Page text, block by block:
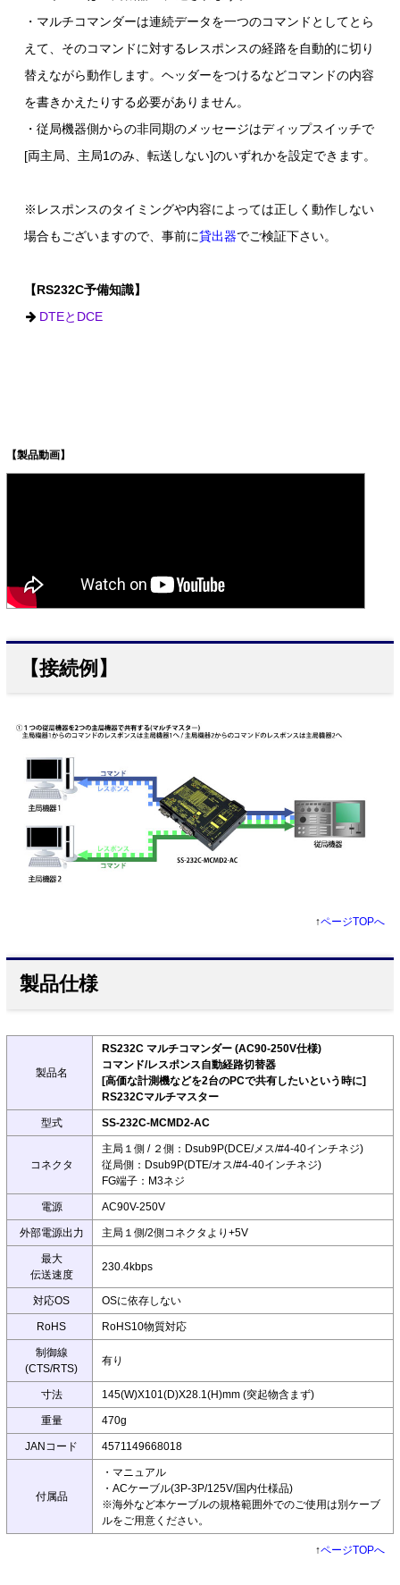
・マルチコマンダーは連続データを一つのコマンドとしてとら
えて、そのコマンドに対するレスポンスの経路を自動的に切り
替えながら動作します。ヘッダーをつけるなどコマンドの内容
を書きかえたりする必要がありません。
・従局機器側からの非同期のメッセージはディップスイッチで
[両主局、主局1のみ、転送しない]のいずれかを設定できます。
※レスポンスのタイミングや内容によっては正しく動作しない
場合もございますので、事前に貸出器でご検証下さい。
【RS232C予備知識】
DTEとDCE
【製品動画】
【接続例】
↑ページTOPへ
製品仕様
製品名
RS232C マルチコマンダー (AC90-250V仕様)
コマンド/レスポンス自動経路切替器
[高価な計測機などを2台のPCで共有したいという時に]
RS232Cマルチマスター
型式 SS-232C-MCMD2-AC
コネクタ
主局１側 / ２側：Dsub9P(DCE/メス/#4-40インチネジ)
従局側：Dsub9P(DTE/オス/#4-40インチネジ)
FG端子：M3ネジ
電源 AC90V-250V
外部電源出力 主局１側/2側コネクタより+5V
最大
伝送速度
230.4kbps
対応OS OSに依存しない
RoHS RoHS10物質対応
制御線
(CTS/RTS)
有り
寸法 145(W)X101(D)X28.1(H)mm (突起物含まず)
重量 470g
JANコード 4571149668018
付属品
・マニュアル
・ACケーブル(3P-3P/125V/国内仕様品)
※海外など本ケーブルの規格範囲外でのご使用は別ケーブ
ルをご用意ください。
↑ページTOPへ